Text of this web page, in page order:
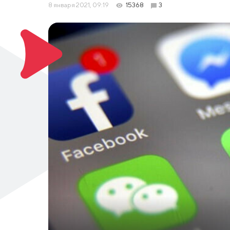
8 января 2021, 09:19 15368 3